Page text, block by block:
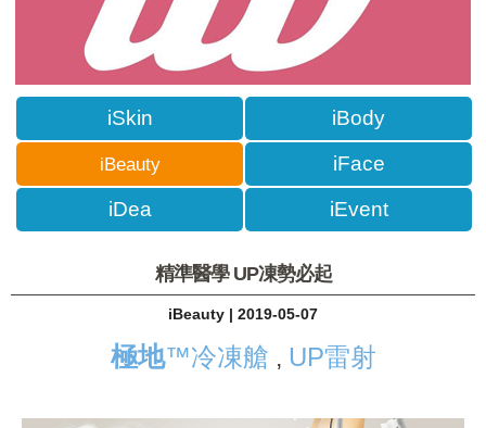
iSkin
iBeauty
iDea
iBody
iFace
iEvent
精準醫學 UP凍勢必起
iBeauty | 2019-05-07
極地™冷凍艙 , UP雷射